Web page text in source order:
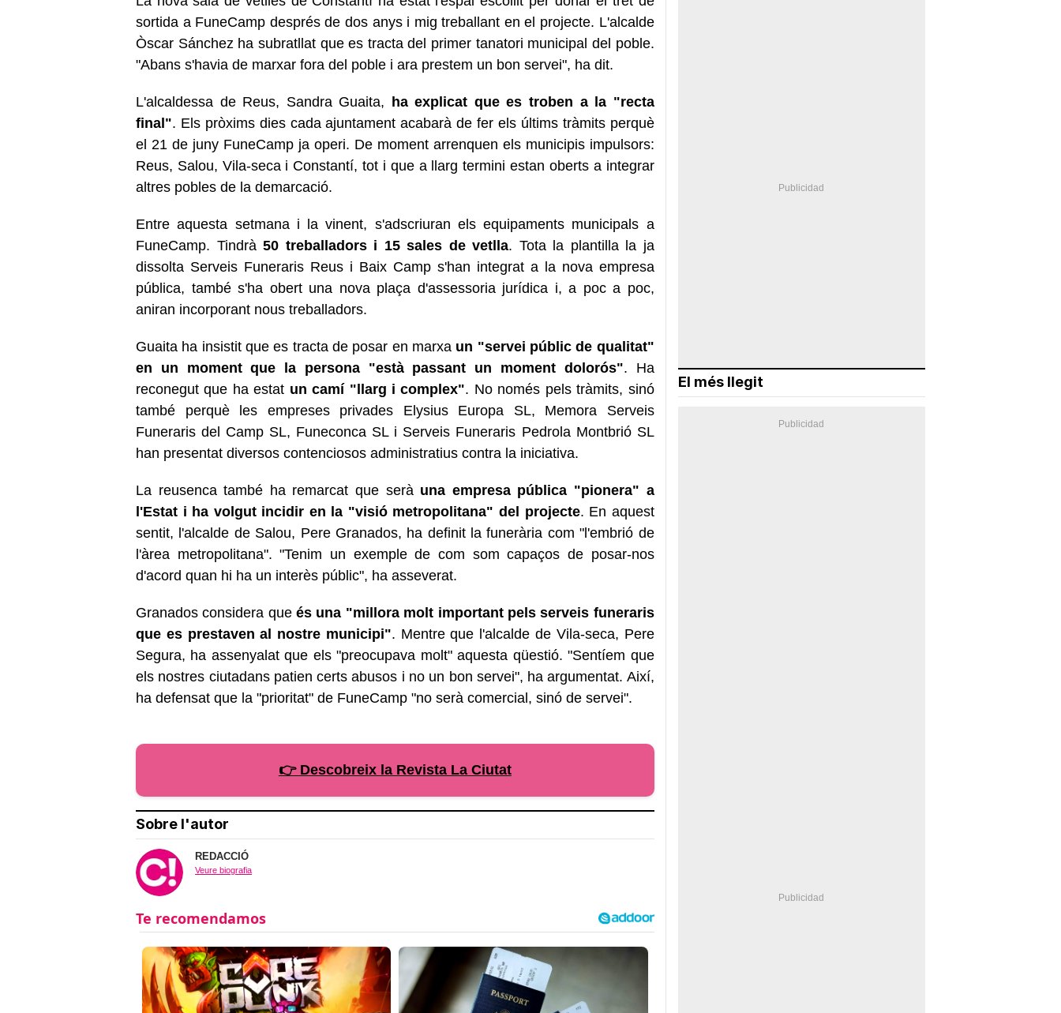
sortida a FuneCamp després de dos anys i mig treballant en el projecte. L'alcalde
Òscar Sánchez ha subratllat que es tracta del primer tanatori municipal del poble.
"Abans s'havia de marxar fora del poble i ara prestem un bon servei", ha dit.
L'alcaldessa de Reus, Sandra Guaita, ha explicat que es troben a la "recta
final". Els pròxims dies cada ajuntament acabarà de fer els últims tràmits perquè
el 21 de juny FuneCamp ja operi. De moment arrenquen els municipis impulsors:
Reus, Salou, Vila-seca i Constantí, tot i que a llarg termini estan oberts a integrar
altres pobles de la demarcació.
Entre aquesta setmana i la vinent, s'adscriuran els equipaments municipals a
FuneCamp. Tindrà50 treballadors i 15 sales de vetlla. Tota la plantilla la ja
dissolta Serveis Funeraris Reus i Baix Camp s'han integrat a la nova empresa
pública, també s'ha obert una nova plaça d'assessoria jurídica i, a poc a poc,
aniran incorporant nous treballadors.
Guaita ha insistit que es tracta de posar en marxa un "servei públic de qualitat"
en un moment que la persona "està passant un moment dolorós". Ha
reconegut que ha estat un camí "llarg i complex". No només pels tràmits, sinó
també perquè les empreses privades Elysius Europa SL, Memora Serveis
Funeraris del Camp SL, Funeconca SL i Serveis Funeraris Pedrola Montbrió SL
han presentat diversos contenciosos administratius contra la iniciativa.
La reusenca també ha remarcat que serà una empresa pública "pionera" a
l'Estat i ha volgut incidir en la "visió metropolitana" del projecte. En aquest
sentit, l'alcalde de Salou, Pere Granados, ha definit la funerària com "l'embrió de
l'àrea metropolitana". "Tenim un exemple de com som capaços de posar-nos
d'acord quan hi ha un interès públic", ha asseverat.
Granados considera queés una "millora molt important pels serveis funeraris
que es prestaven al nostre municipi". Mentre que l'alcalde de Vila-seca, Pere
Segura, ha assenyalat que els "preocupava molt" aquesta qüestió. "Sentíem que
els nostres ciutadans patien certs abusos i no un bon servei", ha argumentat. Així,
ha defensat que la "prioritat" de FuneCamp "no serà comercial, sinó de servei".
👉 Descobreix la Revista La Ciutat
Sobre l'autor
REDACCIÓ
Veure biografia
El més llegit